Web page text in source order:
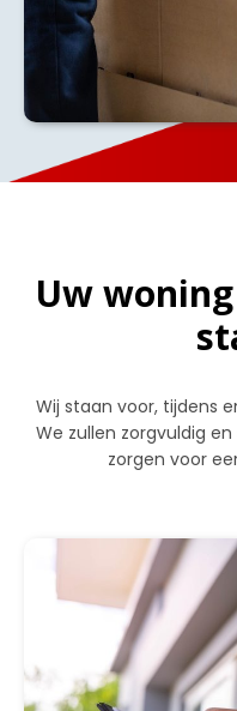
Uw
Wij staan voor, tijdens
We zullen zorgvuldig
zorgen voor